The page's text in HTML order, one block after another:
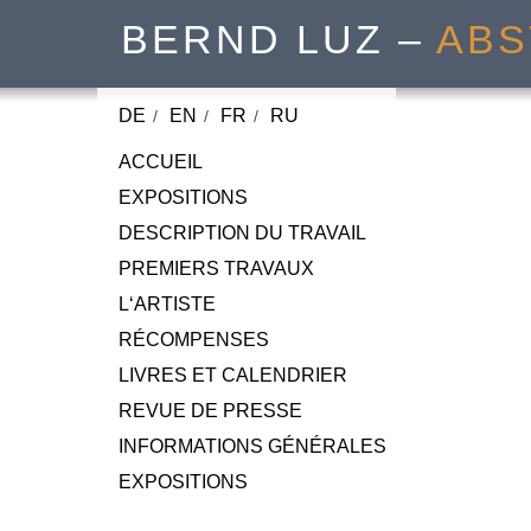
BERND LUZ –
DE EN FR RU
ACCUEIL
EXPOSITIONS
DESCRIPTION DU TRAVAIL
PREMIERS TRAVAUX
L‘ARTISTE
RÉCOMPENSES
LIVRES ET CALENDRIER
REVUE DE PRESSE
INFORMATIONS GÉNÉRALES
EXPOSITIONS